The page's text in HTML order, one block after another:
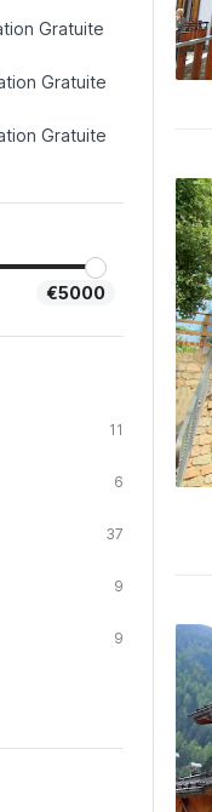
Gratuite
Gratuite
Gratuite
€5000
11
6
37
9
9